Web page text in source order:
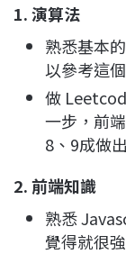
1. 演算法
熟悉基本
以參考這個
做
一步，前
8、9成做
2. 前端知識
熟悉
覺得就很